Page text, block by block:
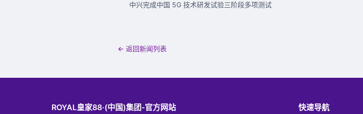
中兴完成中国 5G 技术研发试验三阶段多项测试
← 返回新闻列表
ROYAL皇家88·(中国)集团-官方网站 快速导航